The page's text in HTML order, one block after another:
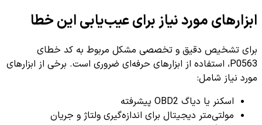
ابزارهای مورد نیاز برای عیب‌یابی این خطا
برای تشخیص دقیق و تخصصی مشکل مربوط به کد خطای
P0563، استفاده از ابزارهای حرفه‌ای ضروری است. برخی از ابزارهای
مورد نیاز شامل:
اسکنر یا دیاگ OBD2 پیشرفته
مولتی‌متر دیجیتال برای اندازه‌گیری ولتاژ و جریان